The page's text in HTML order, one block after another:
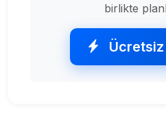
birlikte